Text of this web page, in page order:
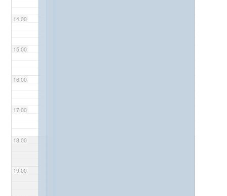
14:00
15:00
16:00
17:00
18:00
19:00